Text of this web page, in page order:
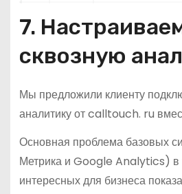
7.
сквозную
Мы предложили клиенту
аналитику от calltouch. ru
Основная проблема базовых
Метрика и Google Analytics) в
интересных для бизнеса